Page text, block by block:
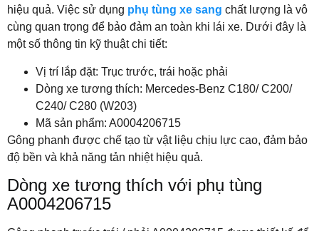
hiệu quả. Việc sử dụng phụ tùng xe sang chất lượng là vô
cùng quan trọng để bảo đảm an toàn khi lái xe. Dưới đây là
một số thông tin kỹ thuật chi tiết:
Vị trí lắp đặt: Trục trước, trái hoặc phải
Dòng xe tương thích: Mercedes-Benz C180/ C200/
C240/ C280 (W203)
Mã sản phẩm: A0004206715
Gông phanh được chế tạo từ vật liệu chịu lực cao, đảm bảo
độ bền và khả năng tản nhiệt hiệu quả.
Dòng xe tương thích với phụ tùng
A0004206715